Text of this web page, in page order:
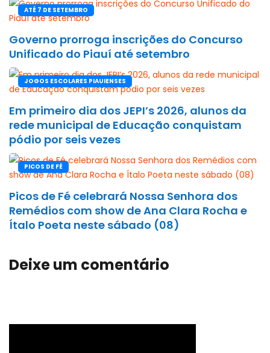
ATÉ 7 DE SETEMBRO
Governo prorroga inscrições do Concurso
Unificado do Piauí até setembro
JOGOS ESCOLARES PIAUIENSES
Em primeiro dia dos JEPI’s 2026, alunos da
rede municipal de Educação conquistam
pódio por seis vezes
PICOS DE FÉ
Picos de Fé celebrará Nossa Senhora dos
Remédios com show de Ana Clara Rocha e
Ítalo Poeta neste sábado (08)
Deixe um comentário